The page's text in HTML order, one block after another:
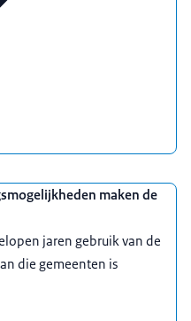
maken de
jaren gebruik van de
die gemeenten is